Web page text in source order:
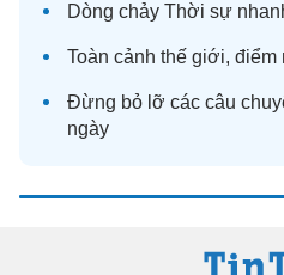
Dòng chảy Thời sự
Toàn cảnh thế giới, điểm
Đừng bỏ lỡ các câu
ngày